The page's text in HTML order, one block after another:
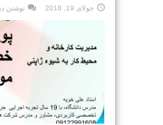
جولای 19, 2018 نوشتن